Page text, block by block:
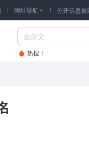
网址导航  公开信息披
热搜：